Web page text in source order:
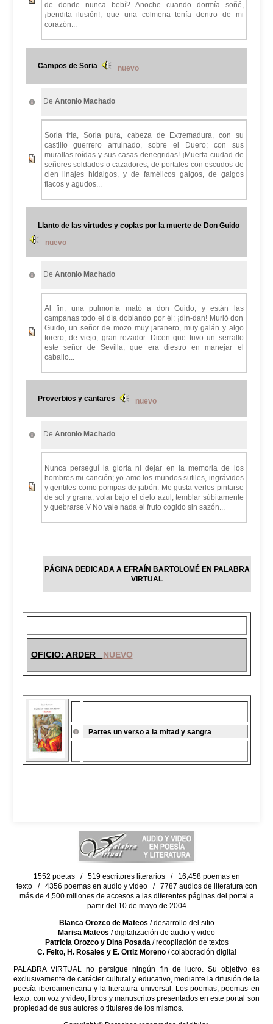
de donde nunca bebí? Anoche cuando dormía soñé,
¡bendita ilusión!, que una colmena tenía dentro de mi
corazón...
Campos de Soria nuevo
De Antonio Machado
Soria fría, Soria pura, cabeza de Extremadura, con su
castillo guerrero arruinado, sobre el Duero; con sus
murallas roídas y sus casas denegridas! ¡Muerta ciudad de
señores soldados o cazadores; de portales con escudos de
cien linajes hidalgos, y de famélicos galgos, de galgos
flacos y agudos...
Llanto de las virtudes y coplas por la muerte de Don Guido
nuevo
De Antonio Machado
Al fin, una pulmonía mató a don Guido, y están las
campanas todo el día doblando por él: ¡din-dan! Murió don
Guido, un señor de mozo muy jaranero, muy galán y algo
torero; de viejo, gran rezador. Dicen que tuvo un serrallo
este señor de Sevilla; que era diestro en manejar el
caballo...
Proverbios y cantares nuevo
De Antonio Machado
Nunca perseguí la gloria ni dejar en la memoria de los
hombres mi canción; yo amo los mundos sutiles, ingrávidos
y gentiles como pompas de jabón. Me gusta verlos pintarse
de sol y grana, volar bajo el cielo azul, temblar súbitamente
y quebrarse.V No vale nada el fruto cogido sin sazón...
PÁGINA DEDICADA A EFRAÍN BARTOLOMÉ EN PALABRA
VIRTUAL
OFICIO: ARDER NUEVO
Partes un verso a la mitad y sangra
1552 poetas / 519 escritores literarios / 16,458 poemas en
texto / 4356 poemas en audio y video / 7787 audios de literatura con
más de 4,500 millones de accesos a las diferentes páginas del portal a
partir del 10 de mayo de 2004
Blanca Orozco de Mateos / desarrollo del sitio
Marisa Mateos / digitalización de audio y video
Patricia Orozco y Dina Posada/ recopilación de textos
C. Feito, H. Rosales y E. Ortiz Moreno/ colaboración digital
PALABRA VIRTUAL no persigue ningún fin de lucro. Su objetivo es
exclusivamente de carácter cultural y educativo, mediante la difusión de la
poesía iberoamericana y la literatura universal. Los poemas, poemas en
texto, con voz y video, libros y manuscritos presentados en este portal son
propiedad de sus autores o titulares de los mismos.